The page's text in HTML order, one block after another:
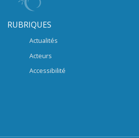
RUBRIQUES
Actualités
Acteurs
Accessibilité